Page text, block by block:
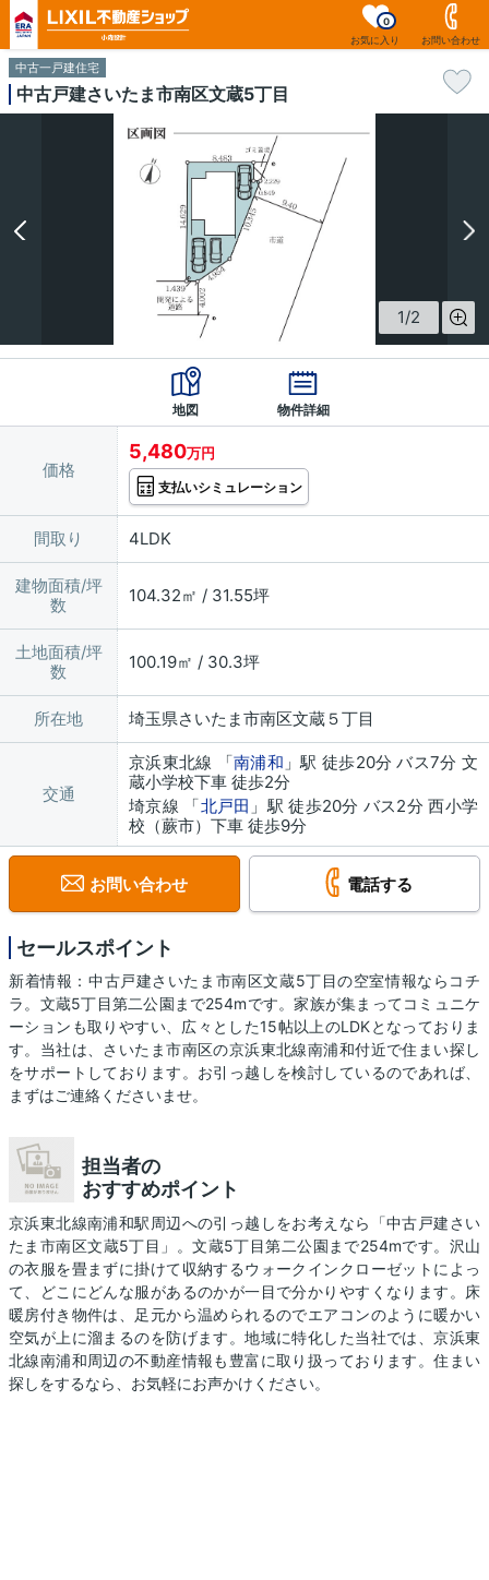
お気に入り
0
お問い合わせ
中古一戸建住宅
中古戸建さいたま市南区文蔵5丁目
1/2
地図 物件詳細
価格
5,480万円
支払いシミュレーション
間取り 4LDK
建物面積/坪
数
104.32㎡ / 31.55坪
土地面積/坪
数
100.19㎡ / 30.3坪
所在地 埼玉県さいたま市南区文蔵５丁目
交通
京浜東北線 「南浦和 」駅 徒歩20分 バス7分 文
蔵小学校下車 徒歩2分
埼京線 「北戸田 」駅 徒歩20分 バス2分 西小学
校（蕨市）下車 徒歩9分
お問い合わせ 電話する
セールスポイント
新着情報：中古戸建さいたま市南区文蔵5丁目の空室情報ならコチ
ラ。文蔵5丁目第二公園まで254mです。家族が集まってコミュニケ
ーションも取りやすい、広々とした15帖以上のLDKとなっておりま
す。当社は、さいたま市南区の京浜東北線南浦和付近で住まい探し
をサポートしております。お引っ越しを検討しているのであれば、
まずはご連絡くださいませ。
担当者の
おすすめポイント
京浜東北線南浦和駅周辺への引っ越しをお考えなら「中古戸建さい
たま市南区文蔵5丁目」。文蔵5丁目第二公園まで254mです。沢山
の衣服を畳まずに掛けて収納するウォークインクローゼットによっ
て、どこにどんな服があるのかが一目で分かりやすくなります。床
暖房付き物件は、足元から温められるのでエアコンのように暖かい
空気が上に溜まるのを防げます。地域に特化した当社では、京浜東
北線南浦和周辺の不動産情報も豊富に取り扱っております。住まい
探しをするなら、お気軽にお声かけください。